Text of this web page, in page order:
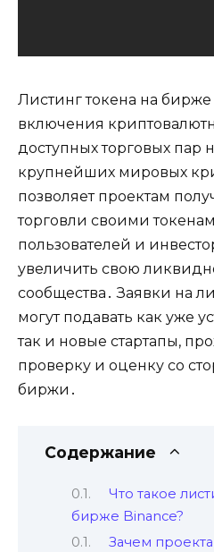
Листинг токена на
включения
доступных торговых пар
крупнейших мировых
позволяет проектам
торговли своими
пользователей и
увеличить свою
сообщества․ Заявки на
могут подавать как уже
так и новые стартапы‚
проверку и оценку со
биржи․
Содержание
Что такое
бирже Binance?​
Зачем